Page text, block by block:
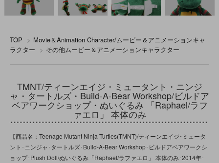
TOP > Movie＆Animation Character/ムービー＆アニメーションキャ
ラクター > その他ムービー＆アニメーションキャラクター
TMNT/ティーンエイジ・ミュータント・ニンジ
ャ・タートルズ・Build-A-Bear Workshop/ビルドア
ベアワークショップ・ぬいぐるみ 「Raphael/ラフ
ァエロ」 本体のみ
【商品名：Teenage Mutant Ninja Turtles(TMNT)/ティーンエイジ･ミュータ
ント･ニンジャ･タートルズ･Build-A-Bear Workshop･ビルドアベアワークシ
ョップ･Plush Doll/ぬいぐるみ「Raphael/ラファエロ」 本体のみ･2014年･